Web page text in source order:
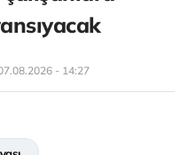
- 14:27